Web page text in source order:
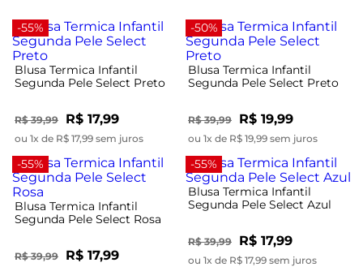
-55%
Blusa Termica Infantil
Segunda Pele Select Preto
R$ 39,99 R$ 17,99
ou 1x de R$ 17,99 sem juros
-50%
Blusa Termica Infantil
Segunda Pele Select Preto
R$ 39,99 R$ 19,99
ou 1x de R$ 19,99 sem juros
-55%
Blusa Termica Infantil
Segunda Pele Select Rosa
R$ 39,99 R$ 17,99
-55%
Blusa Termica Infantil
Segunda Pele Select Azul
R$ 39,99 R$ 17,99
ou 1x de R$ 17,99 sem juros